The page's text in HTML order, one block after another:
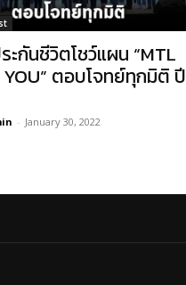
ะกันชีวิตโชว์แผน “MTL
YOU” ตอบโจทย์ทุกมิติ ปี
- January 30, 2022